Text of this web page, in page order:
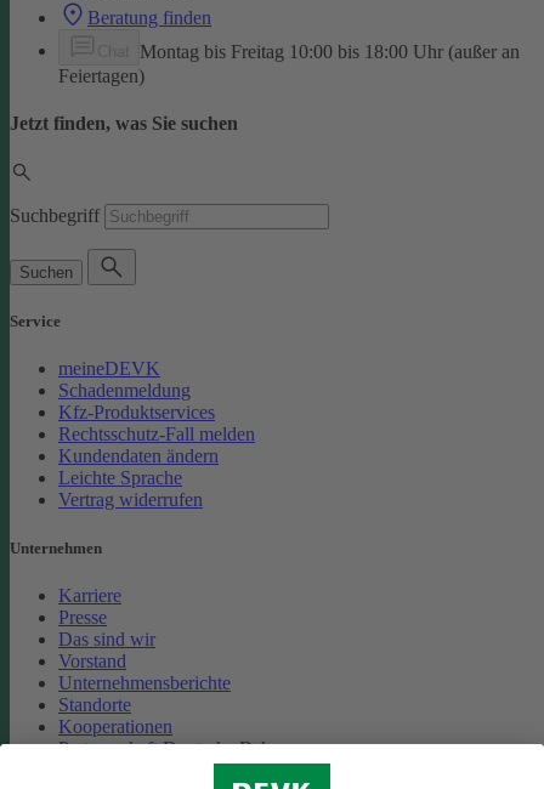
Beratung finden
Montag bis Freitag 10:00 bis 18:00 Uhr (außer an
Feiertagen)
Jetzt finden, was Sie suchen
Suchbegriff
Suchen
Service
meineDEVK
Schadenmeldung
Kfz-Produktservices
Rechtsschutz-Fall melden
Kundendaten ändern
Leichte Sprache
Vertrag widerrufen
Unternehmen
Karriere
Presse
Das sind wir
Vorstand
Unternehmensberichte
Standorte
Kooperationen
Partnerschaft Deutsche Bahn